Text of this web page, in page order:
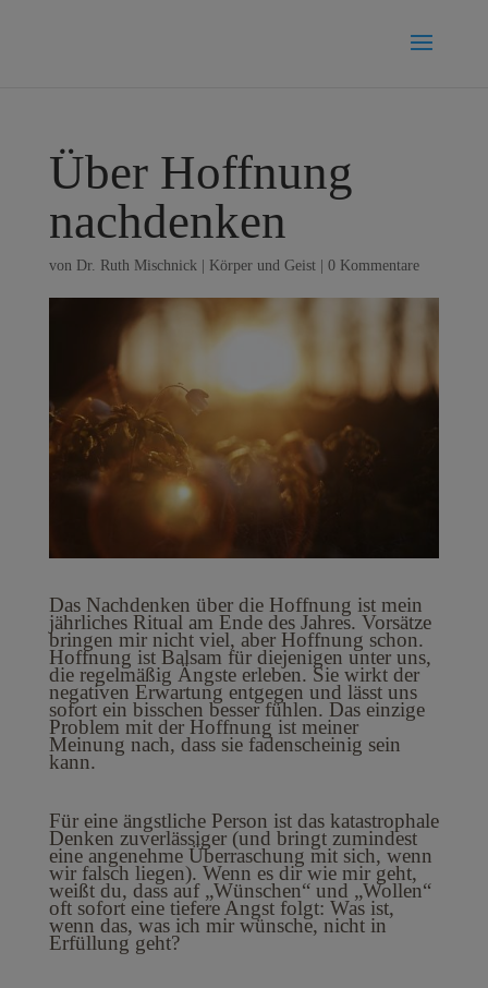
Über Hoffnung
nachdenken
von Dr. Ruth Mischnick| Körper und Geist| 0 Kommentare
Das Nachdenken über die Hoffnung ist mein
jährliches Ritual am Ende des Jahres. Vorsätze
bringen mir nicht viel, aber Hoffnung schon.
Hoffnung ist Balsam für diejenigen unter uns,
die regelmäßig Ängste erleben. Sie wirkt der
negativen Erwartung entgegen und lässt uns
sofort ein bisschen besser fühlen. Das einzige
Problem mit der Hoffnung ist meiner
Meinung nach, dass sie fadenscheinig sein
kann.
Für eine ängstliche Person ist das katastrophale
Denken zuverlässiger (und bringt zumindest
eine angenehme Überraschung mit sich, wenn
wir falsch liegen). Wenn es dir wie mir geht,
weißt du, dass auf „Wünschen“ und „Wollen“
oft sofort eine tiefere Angst folgt: Was ist,
wenn das, was ich mir wünsche, nicht in
Erfüllung geht?